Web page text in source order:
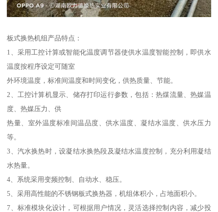
板式换热机组产品特点：
1、采用工控计算或智能化温度调节器使供水温度智能控制，即供水
温度按程序设定可随室
外环境温度，标准间温度和时间变化，供热质量、节能。
2、工控计算机显示、储存打印运行参数，包括：热煤流量、热媒温
度、热媒压力、供
热量、室外温度标准间温品度、供水温度、凝结水温度、供水压力
等。
3、汽水换热时，设凝结水换热段及凝结水温度控制，充分利用凝结
水热量。
4、系统采用变频控制、自动水、稳压。
5、采用高性能的不锈钢板式换热器，机组体积小，占地面积小。
7、标准模块化设计，可根据用户情况，灵活选择控制内容，减少投